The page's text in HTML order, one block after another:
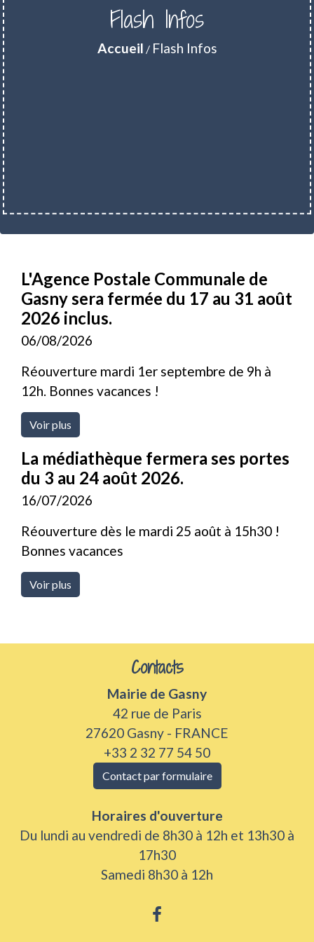
Flash Infos
Accueil / Flash Infos
L'Agence Postale Communale de
Gasny sera fermée du 17 au 31 août
2026 inclus.
06/08/2026
Réouverture mardi 1er septembre de 9h à
12h. Bonnes vacances !
Voir plus
La médiathèque fermera ses portes
du 3 au 24 août 2026.
16/07/2026
Réouverture dès le mardi 25 août à 15h30 !
Bonnes vacances
Voir plus
Contacts
Mairie de Gasny
42 rue de Paris
27620 Gasny - FRANCE
+33 2 32 77 54 50
Contact par formulaire
Horaires d'ouverture
Du lundi au vendredi de 8h30 à 12h et 13h30 à
17h30
Samedi 8h30 à 12h